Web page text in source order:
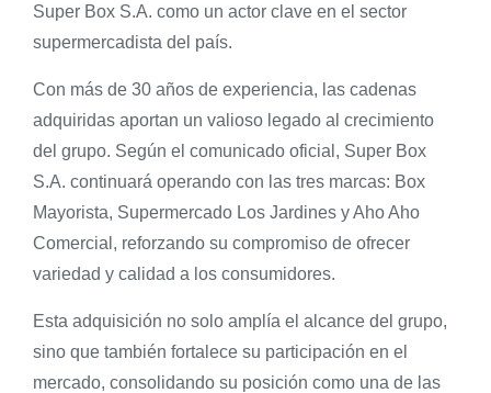
Super Box S.A. como un actor clave en el sector
supermercadista del país.
Con más de 30 años de experiencia, las cadenas
adquiridas aportan un valioso legado al crecimiento
del grupo. Según el comunicado oficial, Super Box
S.A. continuará operando con las tres marcas: Box
Mayorista, Supermercado Los Jardines y Aho Aho
Comercial, reforzando su compromiso de ofrecer
variedad y calidad a los consumidores.
Esta adquisición no solo amplía el alcance del grupo,
sino que también fortalece su participación en el
mercado, consolidando su posición como una de las